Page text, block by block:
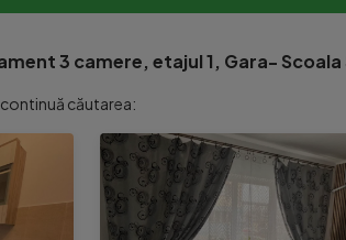
3 camere, etajul 1, Gara-
căutarea: